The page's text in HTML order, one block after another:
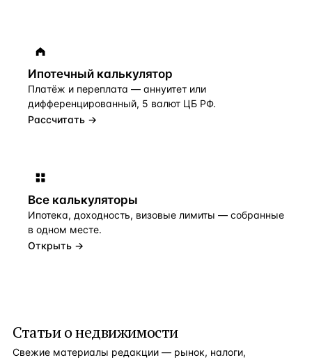
Ипотечный калькулятор
Платёж и переплата — аннуитет или
дифференцированный, 5 валют ЦБ РФ.
Рассчитать →
Все калькуляторы
Ипотека, доходность, визовые лимиты — собранные
в одном месте.
Открыть →
Статьи о недвижимости
Свежие материалы редакции — рынок, налоги,